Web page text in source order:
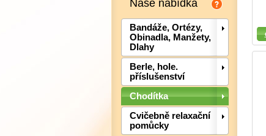
Naše nabídka
Bandáže, Ortézy,
Obinadla, Manžety,
Dlahy
Berle, hole.
příslušenství
Chodítka
Cvičebně relaxační
pomůcky
Detail